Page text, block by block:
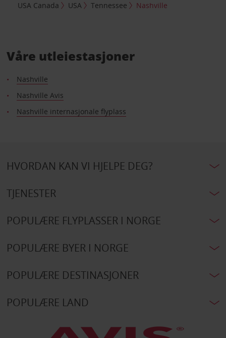
USA Canada
USA Tennessee Nashville
Våre utleiestasjoner
Nashville
Nashville Avis
Nashville internasjonale flyplass
HVORDAN KAN VI HJELPE DEG?
TJENESTER
POPULÆRE FLYPLASSER I NORGE
POPULÆRE BYER I NORGE
POPULÆRE DESTINASJONER
POPULÆRE LAND